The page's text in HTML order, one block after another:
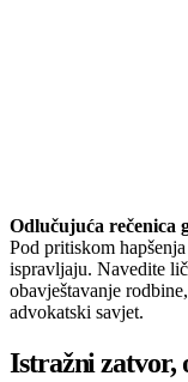
Odlučujuća rečenica
Pod pritiskom
ispravljaju. Navedite
obavještavanje
advokatski savjet.
Istražni zatvor,